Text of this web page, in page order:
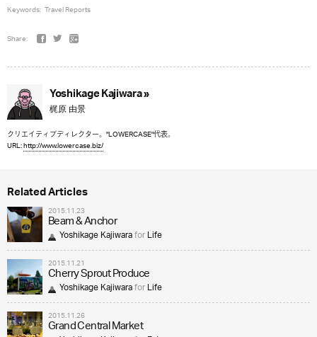
Keywords: Travel Reports
Share:
Yoshikage Kajiwara »
梶原 由景
クリエイティブディレクター。"LOWERCASE"代表。
URL:http://www.lowercase.biz/
Related Articles
2015.11.23
Beam & Anchor
Yoshikage KajiwaraforLife
2015.11.21
Cherry Sprout Produce
Yoshikage KajiwaraforLife
2015.11.26
Grand Central Market